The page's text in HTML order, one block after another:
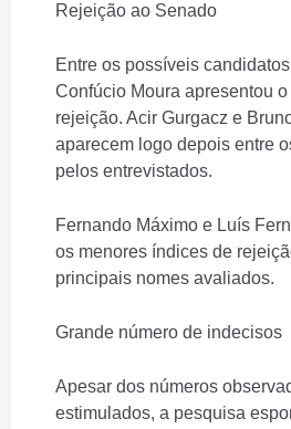
Rejeição ao Senado
Entre os possíveis
Confúcio Moura apresentou
rejeição. Acir Gurgacz e
aparecem logo depois entre
pelos entrevistados.
Fernando Máximo e Luís
os menores índices de
principais nomes avaliados.
Grande número de indecisos
Apesar dos números
estimulados, a pesquisa